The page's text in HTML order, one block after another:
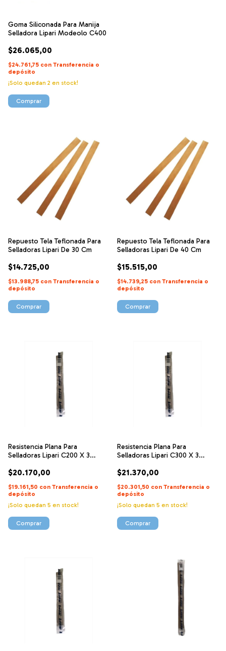
Goma Siliconada Para Manija
Selladora Lipari Modeolo C400
$26.065,00
$24.761,75 con Transferencia o
depósito
¡Solo quedan 2 en stock!
Repuesto Tela Teflonada Para
Selladoras Lipari De 30 Cm
$14.725,00
$13.988,75 con Transferencia o
depósito
Repuesto Tela Teflonada Para
Selladoras Lipari De 40 Cm
$15.515,00
$14.739,25 con Transferencia o
depósito
Resistencia Plana Para
Selladoras Lipari C200 X 3
$20.170,00
$19.161,50 con Transferencia o
depósito
¡Solo quedan 5 en stock!
Resistencia Plana Para
Selladoras Lipari C300 X 3
$21.370,00
$20.301,50 con Transferencia o
depósito
¡Solo quedan 5 en stock!